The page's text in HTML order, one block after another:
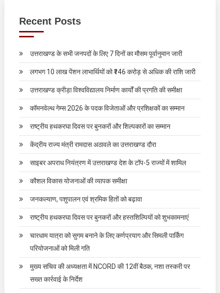
Recent Posts
उत्तराखण्ड के सभी जनपदों के लिए 7 दिनों का मौसम पूर्वानुमान जारी
लगभग 10 लाख पेंशन लाभार्थियों को ₹146 करोड़ से अधिक की राशि जारी
उत्तराखण्ड क्रीड़ा विश्वविद्यालय निर्माण कार्यों की प्रगति की समीक्षा
कॉमनवेल्थ गेम्स 2026 के पदक विजेताओं और प्रशिक्षकों का सम्मान
राष्ट्रीय हथकरघा दिवस पर बुनकरों और शिल्पकारों का सम्मान
केंद्रीय राज्य मंत्री रामदास अठावले का उत्तराखण्ड दौरा
साइबर अपराध नियंत्रण में उत्तराखण्ड देश के टॉप-5 राज्यों में शामिल
कौशल विकास योजनाओं की व्यापक समीक्षा
जनकल्याण, पशुपालन एवं श्रमिक हितों को बढ़ावा
राष्ट्रीय हथकरघा दिवस पर बुनकरों और हस्तशिल्पियों को शुभकामनाएं
चारधाम यात्रा को सुगम बनाने के लिए कर्णप्रयाग और सिमली पार्किंग
परियोजनाओं को मिली गति
मुख्य सचिव की अध्यक्षता में NCORD की 12वीं बैठक, नशा तस्करी पर
सख्त कार्रवाई के निर्देश